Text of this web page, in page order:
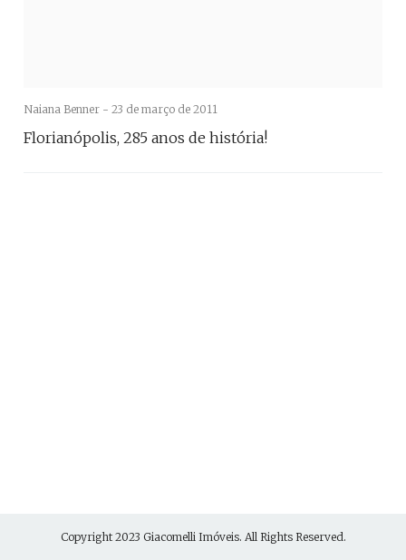
Naiana Benner - 23 de março de 2011
Florianópolis, 285 anos de história!
Copyright 2023 Giacomelli Imóveis. All Rights Reserved.